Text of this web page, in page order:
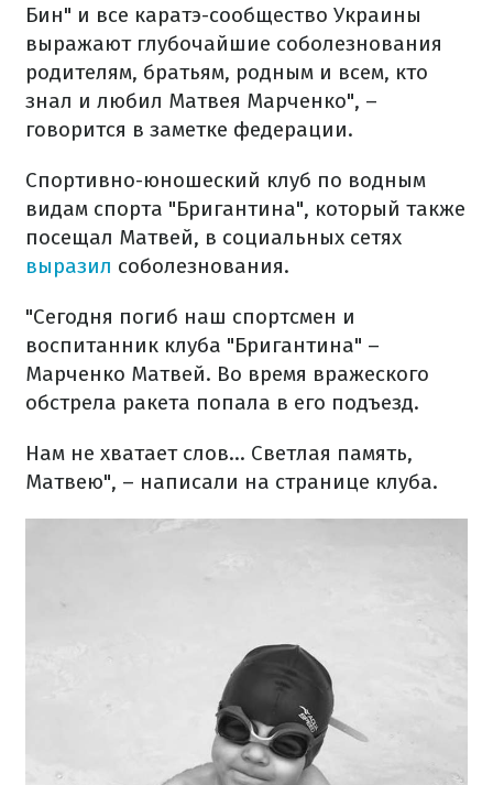
Бин" и все каратэ-сообщество Украины
выражают глубочайшие соболезнования
родителям, братьям, родным и всем, кто
знал и любил Матвея Марченко", –
говорится в заметке федерации.
Спортивно-юношеский клуб по водным
видам спорта "Бригантина", который также
посещал Матвей, в социальных сетях
выразил соболезнования.
"Сегодня погиб наш спортсмен и
воспитанник клуба "Бригантина" –
Марченко Матвей. Во время вражеского
обстрела ракета попала в его подъезд.
Нам не хватает слов... Светлая память,
Матвею", – написали на странице клуба.